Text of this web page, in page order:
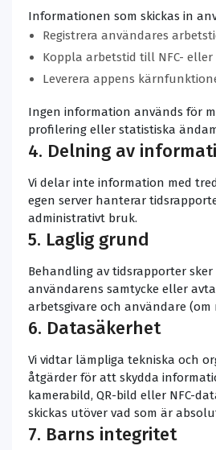
Informationen som skickas in
Registrera användares
Koppla arbetstid till NFC- eller
Leverera appens
Ingen information används för
profilering eller statistiska
4. Delning av
Vi delar inte information med
egen server hanterar
administrativt bruk.
5. Laglig grund
Behandling av tidsrapporter sker
användarens samtycke eller
arbetsgivare och användare (om
6. Datasäkerhet
Vi vidtar lämpliga tekniska och
åtgärder för att skydda
kamerabild, QR-bild eller NFC-
skickas utöver vad som är
7. Barns integritet